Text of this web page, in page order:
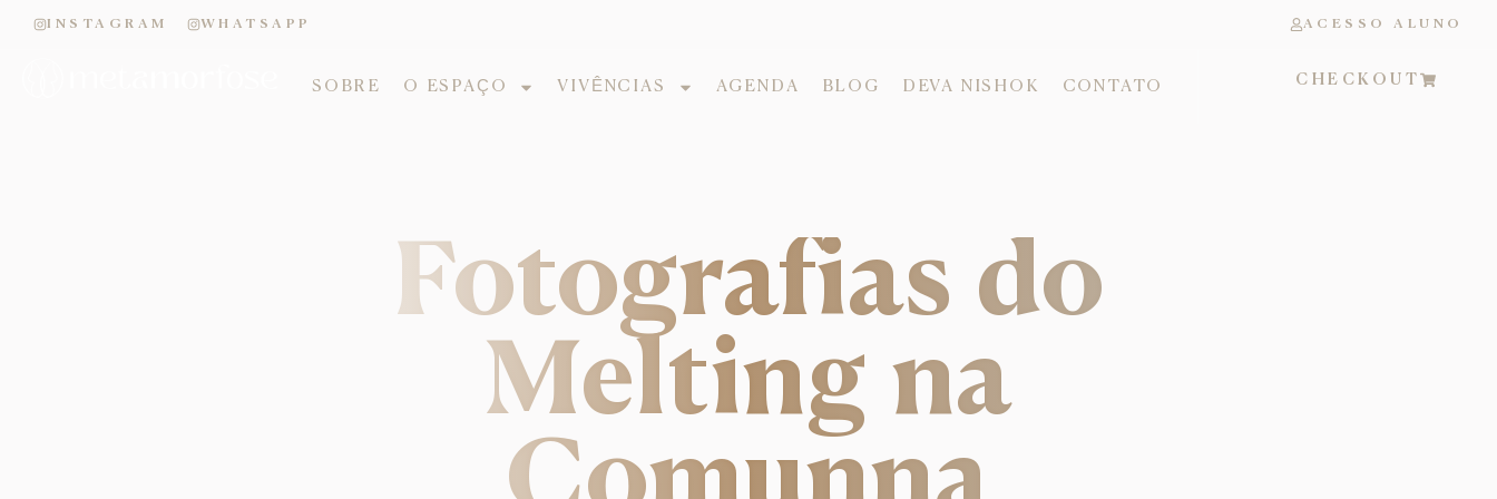
INSTAGRAM WHATSAPP ACESSO ALUNO
SOBRE O ESPAÇO VIVÊNCIAS AGENDA BLOG DEVA NISHOK CONTATO CHECKOUT
Fotografias do
Melting na